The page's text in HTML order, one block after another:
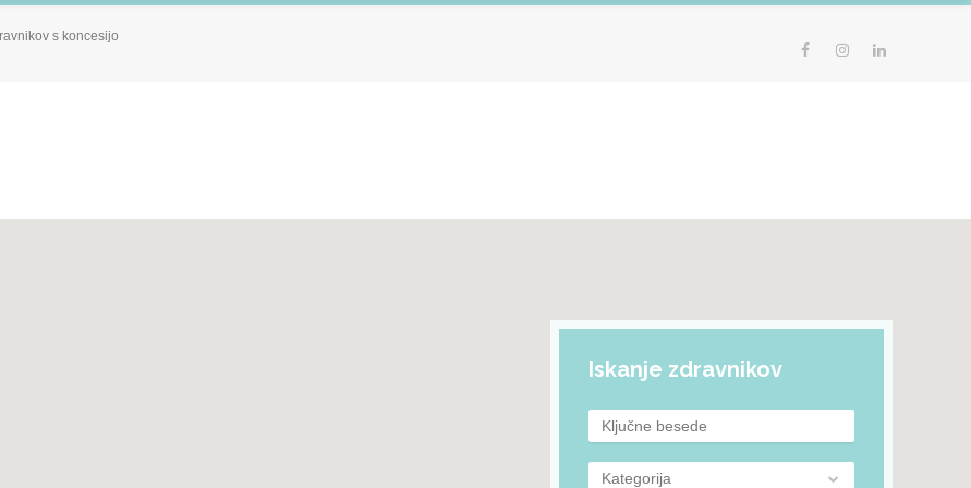
s koncesijo
Iskanje zdravnikov
Kategorija